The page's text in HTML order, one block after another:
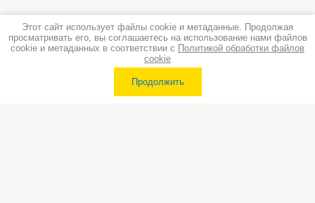
Этот сайт использует файлы cookie и метаданные. Продолжая
просматривать его, вы соглашаетесь на использование нами файлов
cookie и метаданных в соответствии с Политикой обработки файлов
cookie
Продолжить